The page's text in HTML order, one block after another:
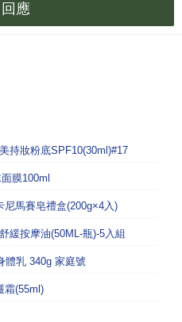
回應
持妝粉底SPF10(30ml)#17
膜100ml
尼馬賽皂禮盒(200g×4入)
緩按摩油(50ML-瓶)-5入組
體乳 340g 家庭號
霜(55ml)